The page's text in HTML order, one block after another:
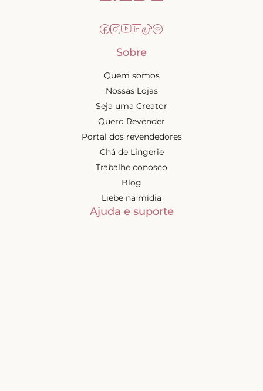
Sobre
Quem somos
Nossas Lojas
Seja uma Creator
Quero Revender
Portal dos revendedores
Chá de Lingerie
Trabalhe conosco
Blog
Liebe na mídia
Ajuda e suporte